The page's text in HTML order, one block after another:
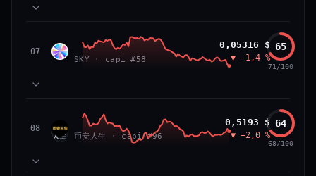
momentum 24 h dégradé (−2,7 %) et volume 24 h atone
(0,3 % de sa capitalisation échangés).
CAP. MARCHÉ
VAR. 7 J
−12,5 %
VAR. 30 J
−14,0 %
VS ATH
NEWS
h atone (1,0 % de sa capitalisation échangés).
297 M$
83
TECHNIQUE 81
VOLUME 54
52
NEWS
07 SKY Sky
SKY · capi #58
0,05316 $
▼ −1,4 %
65
71/100
65
TECHNIQUE 90
VOLUME 72
52
NEWS
08
币安
人生
币安人生 (BinanceLife)
币安人生 · capi #96
0,5193 $
▼ −2,0 %
64
68/100